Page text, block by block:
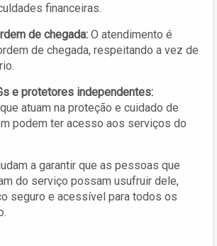
financeiras.
de chegada: O atendimento é
de chegada, respeitando a vez de
e protetores independentes:
atuam na proteção e cuidado de
podem ter acesso aos serviços do
a garantir que as pessoas que
do serviço possam usufruir dele,
seguro e acessível para todos os